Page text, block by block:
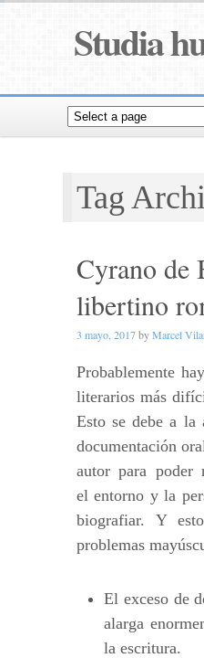
Studia
Tag
Cyrano de
libertino
3 mayo, 2017byMarcel
Probablemente
literarios más
Esto se debe a la
documentación
autor para poder
el entorno y la
biografiar. Y
problemas
El exceso de
alarga
la escritura.